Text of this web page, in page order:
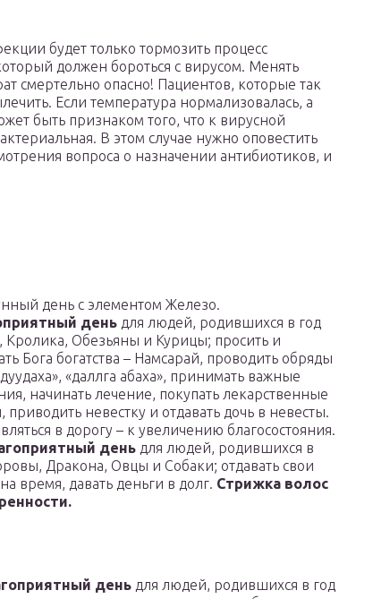
будет только тормозить процесс
должен бороться с вирусом. Менять
смертельно опасно! Пациентов, которые так
Если температура нормализовалась, а
быть признаком того, что к вирусной
В этом случае нужно оповестить
вопроса о назначении антибиотиков, и
день с элементом Железо.
день для людей, родившихся в год
Кролика, Обезьяны и Курицы; просить и
Бога богатства – Намсарай, проводить обряды
дуудаха», «даллга абаха», принимать важные
начинать лечение, покупать лекарственные
приводить невестку и отдавать дочь в невесты.
в дорогу – к увеличению благосостояния.
день для людей, родившихся в
Дракона, Овцы и Собаки; отдавать свои
время, давать деньги в долг. Стрижка волос
день для людей, родившихся в год